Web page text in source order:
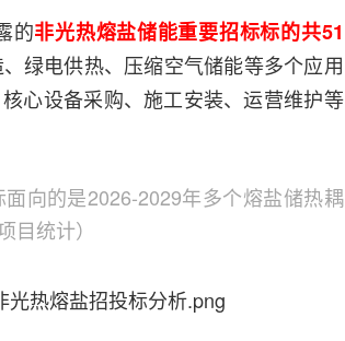
的非光热熔盐储能重要招标标的共51
绿电供热、压缩空气储能等多个应用
心设备采购、施工安装、运营维护等
向的是2026-2029年多个熔盐储热耦
统计）